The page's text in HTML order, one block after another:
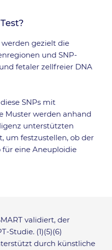
werden gezielt die
und SNP-
fetaler zellfreier DNA
SNPs mit
Muster werden anhand
unterstützten
um festzustellen, ob der
für eine Aneuploidie
validiert, der
Studie. (1)(5)(6)
durch künstliche